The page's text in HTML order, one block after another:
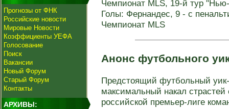
Прогнозы от ФНК
Российские новости
Мировые Новости
Коэффициенты УЕФА
Голосование
Поиск
Вакансии
Новый Форум
Старый Форум
Контакты
АРХИВЫ:
Чемпионат MLS, 19-й тур
Голы: Фернандес, 9 - с
Чемпионат MLS
Анонс футбольного
Предстоящий футбольный
максимальный накал страстей
российской премьер-лиге